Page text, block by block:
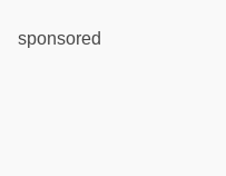
sponsored